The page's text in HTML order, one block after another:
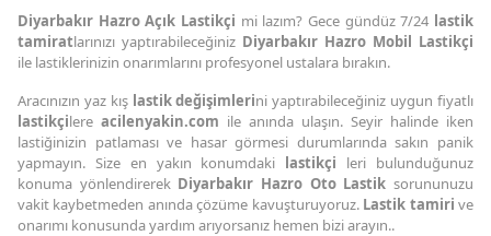
Diyarbakır Hazro Açık Lastikçi mi lazım? Gece gündüz 7/24 lastik
tamiratlarınızı yaptırabileceğiniz Diyarbakır Hazro Mobil Lastikçi
ile lastiklerinizin onarımlarını profesyonel ustalara bırakın.
Aracınızın yaz kış lastik değişimlerini yaptırabileceğiniz uygun fiyatlı
lastikçilere acilenyakin.com ile anında ulaşın. Seyir halinde iken
lastiğinizin patlaması ve hasar görmesi durumlarında sakın panik
yapmayın. Size en yakın konumdaki lastikçi leri bulunduğunuz
konuma yönlendirerek Diyarbakır Hazro Oto Lastik sorununuzu
vakit kaybetmeden anında çözüme kavuşturuyoruz. Lastik tamiri ve
onarımı konusunda yardım arıyorsanız hemen bizi arayın..